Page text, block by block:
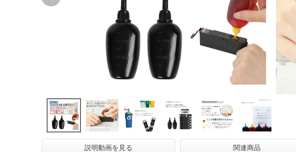
説明動画を見る 関連商品